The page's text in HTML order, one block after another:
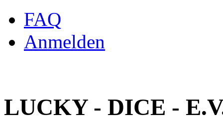
FAQ
Anmelden
LUCKY - DICE -